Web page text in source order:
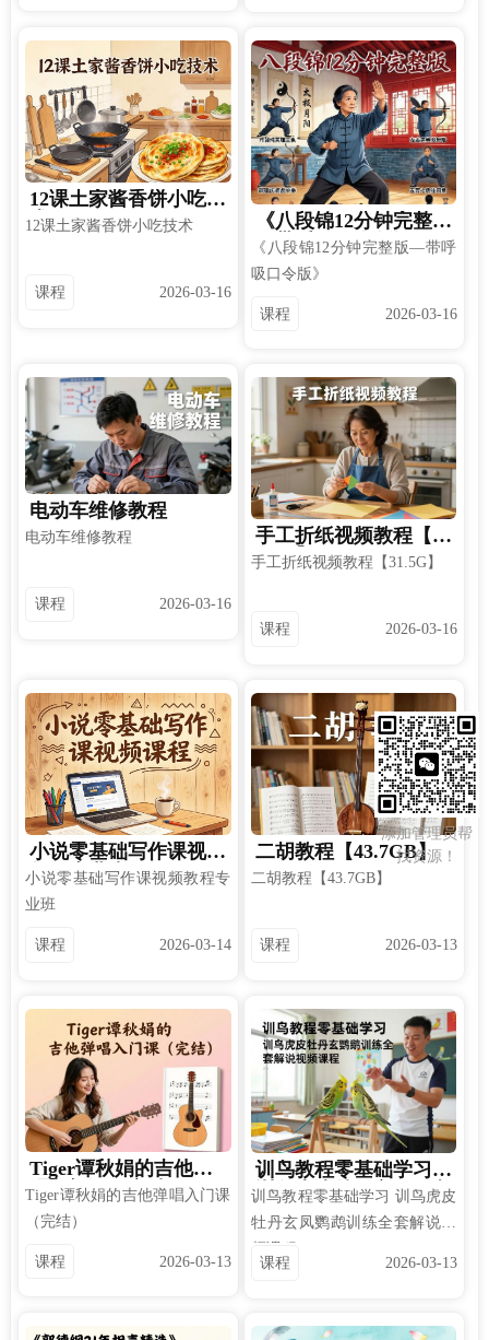
12课土家酱香饼小吃技
术
12课土家酱香饼小吃技术
课程 2026-03-16
《八段锦12分钟完整版
—带呼吸口令版》
《八段锦12分钟完整版—带呼
吸口令版》
课程 2026-03-16
电动车维修教程
电动车维修教程
课程 2026-03-16
手工折纸视频教程【3
1.5G】
手工折纸视频教程【31.5G】
课程 2026-03-16
小说零基础写作课视频
教程专业班
小说零基础写作课视频教程专
业班
课程 2026-03-14
二胡教程【43.7GB】
二胡教程【43.7GB】
课程 2026-03-13
Tiger谭秋娟的吉他弹
唱入门课（完结）
Tiger谭秋娟的吉他弹唱入门课
（完结）
课程 2026-03-13
训鸟教程零基础学习
训鸟虎皮牡丹玄凤鹦鹉
训练全套解说视频课程
训鸟教程零基础学习 训鸟虎皮
牡丹玄凤鹦鹉训练全套解说视
课程 2026-03-13
添加管理员帮
找资源！